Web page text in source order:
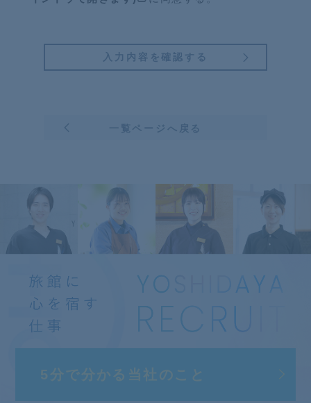
一覧ページへ戻る
5分で分かる 当社のこと